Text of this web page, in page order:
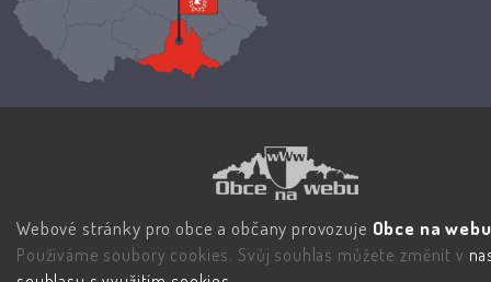
Webové stránky pro obce a občany provozuje Obce na
Používáme soubory cookies. Svůj souhlas můžete změnit v